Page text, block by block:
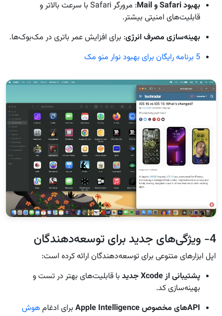
بهبود Safari و Mail
: مرورگر Safari با سرعت بالاتر و
قابلیت‌های امنیتی بیشتر.
بهینه‌سازی مصرف انرژی: برای افزایش عمر باتری در مک‌بوک‌ها.
5 برنامه رایگان برای بهبود نوار منو مک
4- ویژگی‌های جدید برای توسعه‌دهندگان
اپل ابزارهای متنوعی برای توسعه‌دهندگان ارائه کرده است:
پشتیبانی از Xcode جدید
با قابلیت‌های بهتر در تست و
بهینه‌سازی کد.
APIهای مخصوص Apple Intelligence
برای ادغامهوش